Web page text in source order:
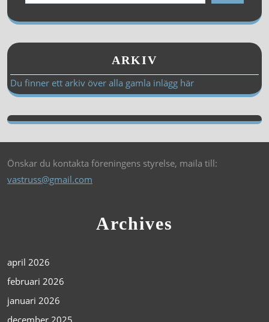
ARKIV
Du finner ett arkiv över alla gamla inlägg här
Önskar du kontakta föreningens styrelse, maila till:
vastruss@gmail.com
Archives
april 2026
februari 2026
januari 2026